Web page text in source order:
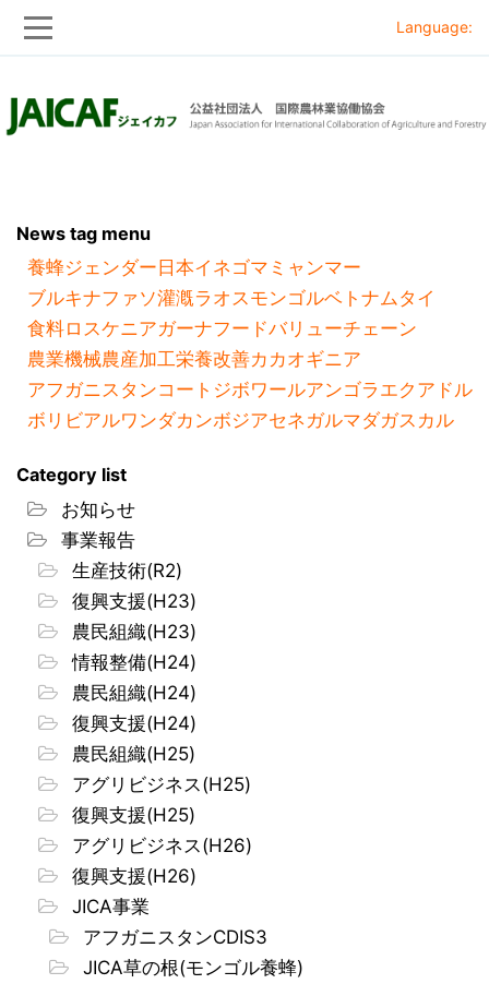
to
to
Language:
News tag menu
養蜂ジェンダー 日本イネゴマ ミャンマー
ブルキナファソ灌漑ラオスモンゴルベトナムタイ
食料ロスケニアガーナフードバリューチェーン
農業機械農産加工栄養改善カカオギニア
アフガニスタンコートジボワールアンゴラ エクアドル
ボリビアルワンダカンボジアセネガルマダガスカル
Category list
お知らせ
事業報告
生産技術(R2)
復興支援(H23)
農民組織(H23)
情報整備(H24)
農民組織(H24)
復興支援(H24)
農民組織(H25)
アグリビジネス(H25)
復興支援(H25)
アグリビジネス(H26)
復興支援(H26)
JICA事業
アフガニスタンCDIS3
JICA草の根(モンゴル養蜂)